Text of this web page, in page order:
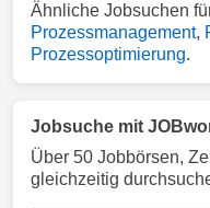
Ähnliche Jobsuchen
Prozessmanagement,
Prozessoptimierung.
Jobsuche mit
Über 50 Jobbörsen,
gleichzeitig